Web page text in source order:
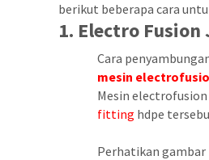
berikut beberapa cara
1. Electro
Cara
mesin
Mesin
fitting hdpe
Perhatikan